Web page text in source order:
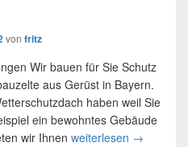
von fritz
Wir bauen für Sie Schutz
aus Gerüst in Bayern.
haben weil Sie
ein bewohntes Gebäude
wir Ihnen weiterlesen →